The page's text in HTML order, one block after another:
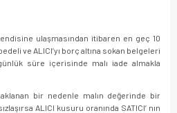
ulaşmasından itibaren en geç 10
ve ALICI’yı borç altına sokan belgeleri
süre içerisinde malı iade almakla
bir nedenle malın değerinde bir
ALICI kusuru oranında SATICI’ nın